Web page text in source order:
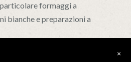
formaggi a
bianche e preparazioni a
×